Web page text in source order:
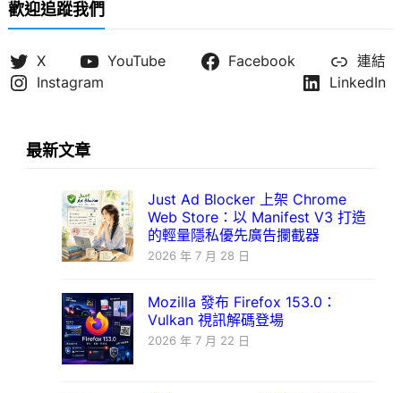
歡迎追蹤我們
X YouTube Facebook
連結
Instagram
LinkedIn
最新文章
Just Ad Blocker 上架 Chrome
Web Store：以 Manifest V3 打造
的輕量隱私優先廣告攔截器
2026 年 7 月 28 日
Mozilla 發布 Firefox 153.0：
Vulkan 視訊解碼登場
2026 年 7 月 22 日